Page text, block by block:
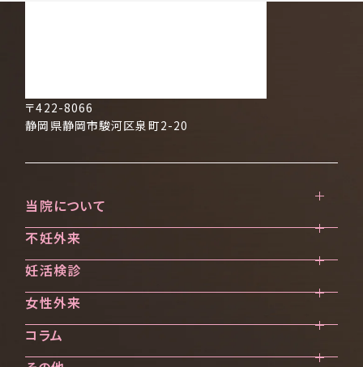
〒422-8066
静岡県静岡市駿河区泉町2-20
当院について
クリニック案内
ご挨拶・診療方針
医師・スタッフ紹介
当院で受けられる診療一覧
実績紹介
不妊外来
不妊治療を始める前に
不妊外来のご案内
不妊検査
不妊治療
妊活検診
妊活検診（ブライダルチェック）
AMH検診
女性外来
女性外来のご案内
ワクチン接種
コラム